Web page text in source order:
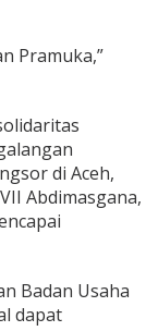
Pramuka,”
di Aceh,
Abdimasgana,
Badan Usaha
dapat